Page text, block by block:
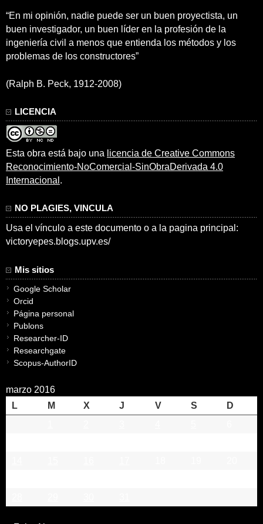
“En mi opinión, nadie puede ser un buen proyectista, un
buen investigador, un buen líder en la profesión de la
ingeniería civil a menos que entienda los métodos y los
problemas de los constructores”
(Ralph B. Peck, 1912-2008)
LICENCIA
Esta obra está bajo una licencia de Creative Commons
Reconocimiento-NoComercial-SinObraDerivada 4.0
Internacional .
NO PLAGIES, VINCULA
Usa el vínculo a este documento o a la pagina principal:
victoryepes.blogs.upv.es/
Mis sitios
Google Scholar
Orcid
Página personal
Publons
Researcher-ID
Researchgate
Scopus-AuthorID
marzo 2016
L
M X J V S
D